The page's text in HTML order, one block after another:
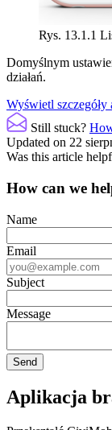
Rys. 13.1.1
Domyślnym
działań.
Doc
navigation
Wyświetl
Still stuck?
Updated on 22
Was this article
How can we
Name
Email
Subject
Message
Aplikacja